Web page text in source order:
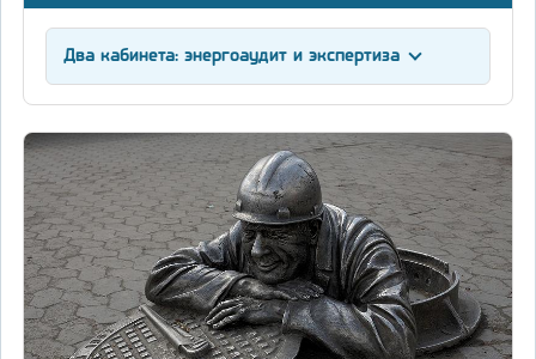
Два кабинета: энергоаудит и экспертиза